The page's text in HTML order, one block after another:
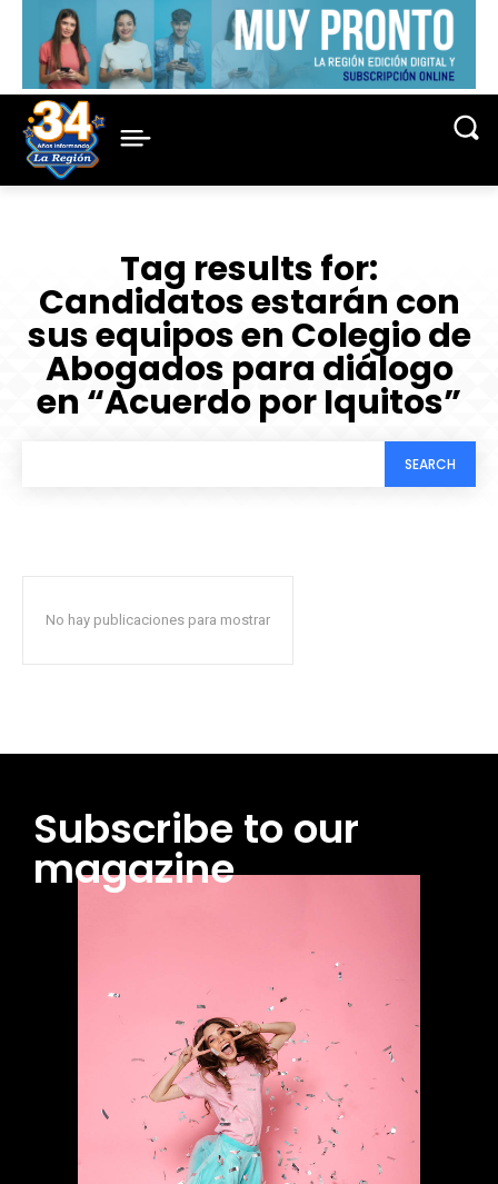
Tag results for:
Candidatos estarán con
sus equipos en Colegio de
Abogados para diálogo
en “Acuerdo por Iquitos”
SEARCH
No hay publicaciones para mostrar
Subscribe to our
magazine